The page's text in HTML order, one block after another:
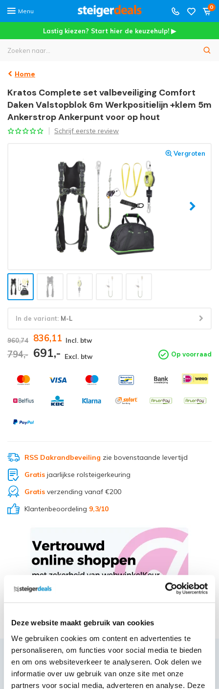
Deze website maakt gebruik van cookies
We gebruiken cookies om content en advertenties te
personaliseren, om functies voor social media te bieden
en om ons websiteverkeer te analyseren. Ook delen we
informatie over uw gebruik van onze site met onze
partners voor social media, adverteren en analyse. Deze
Menu
0
Lastig kiezen? Start hier de keuzehulp! ▶
Home
Kratos Complete set valbeveiliging Comfort
Daken Valstopblok 6m Werkpositielijn +klem 5m
Ankerstrop Ankerpunt voor op hout
Schrijf eerste review
Vergroten
In de variant: M-L
960,74 836,11 Incl. btw
794,- 691,- Excl. btw Op voorraad
RSS Dakrandbeveiling zie bovenstaande levertijd
Gratisjaarlijkse rolsteigerkeuring
Gratisverzending vanaf €200
Klantenbeoordeling 9,3/10
Productbeschrijving